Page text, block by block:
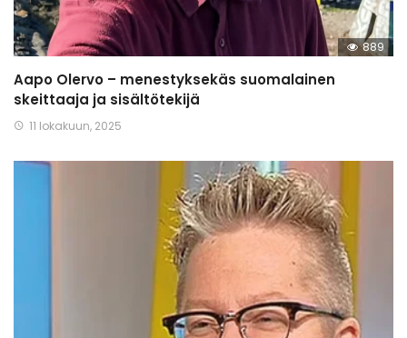
889
Aapo Olervo – menestyksekäs suomalainen
skeittaaja ja sisältötekijä
11 lokakuun, 2025